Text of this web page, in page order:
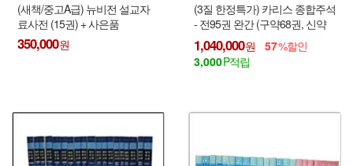
(새책/중고A급) 뉴비전 설교자
료사전 (15권) + 사은품
350,000
(3질 한정특가) 카리스 종합주석
- 전95권 완간 (구약68권, 신약
27권) - 몇질 안 남음 !!!
1,040,000
57
3,000